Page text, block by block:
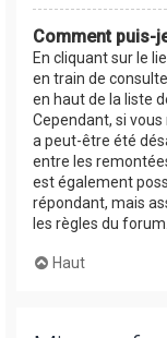
Comment puis-
En cliquant sur le
en train de
en haut de la liste
Cependant, si
a peut-être été
entre les
est également
répondant, mais
les règles du forum.
Haut